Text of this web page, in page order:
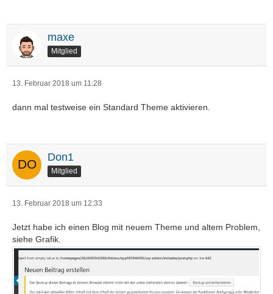
maxe
Mitglied
13. Februar 2018 um 11:28
dann mal testweise ein Standard Theme aktivieren.
Don1
Mitglied
13. Februar 2018 um 12:33
Jetzt habe ich einen Blog mit neuem Theme und altem Problem,
siehe Grafik.